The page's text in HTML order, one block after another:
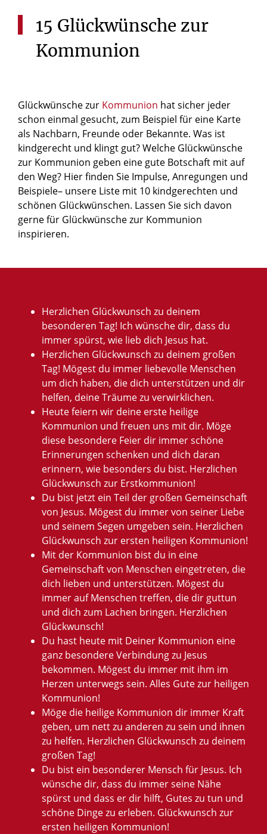
15 Glückwünsche zur
Kommunion
Glückwünsche zur Kommunion hat sicher jeder
schon einmal gesucht, zum Beispiel für eine Karte
als Nachbarn, Freunde oder Bekannte. Was ist
kindgerecht und klingt gut? Welche Glückwünsche
zur Kommunion geben eine gute Botschaft mit auf
den Weg? Hier finden Sie Impulse, Anregungen und
Beispiele– unsere Liste mit 10 kindgerechten und
schönen Glückwünschen. Lassen Sie sich davon
gerne für Glückwünsche zur Kommunion
inspirieren.
Herzlichen Glückwunsch zu deinem
besonderen Tag! Ich wünsche dir, dass du
immer spürst, wie lieb dich Jesus hat.
Herzlichen Glückwunsch zu deinem großen
Tag! Mögest du immer liebevolle Menschen
um dich haben, die dich unterstützen und dir
helfen, deine Träume zu verwirklichen.
Heute feiern wir deine erste heilige
Kommunion und freuen uns mit dir. Möge
diese besondere Feier dir immer schöne
Erinnerungen schenken und dich daran
erinnern, wie besonders du bist. Herzlichen
Glückwunsch zur Erstkommunion!
Du bist jetzt ein Teil der großen Gemeinschaft
von Jesus. Mögest du immer von seiner Liebe
und seinem Segen umgeben sein. Herzlichen
Glückwunsch zur ersten heiligen Kommunion!
Mit der Kommunion bist du in eine
Gemeinschaft von Menschen eingetreten, die
dich lieben und unterstützen. Mögest du
immer auf Menschen treffen, die dir guttun
und dich zum Lachen bringen. Herzlichen
Glückwunsch!
Du hast heute mit Deiner Kommunion eine
ganz besondere Verbindung zu Jesus
bekommen. Mögest du immer mit ihm im
Herzen unterwegs sein. Alles Gute zur heiligen
Kommunion!
Möge die heilige Kommunion dir immer Kraft
geben, um nett zu anderen zu sein und ihnen
zu helfen. Herzlichen Glückwunsch zu deinem
großen Tag!
Du bist ein besonderer Mensch für Jesus. Ich
wünsche dir, dass du immer seine Nähe
spürst und dass er dir hilft, Gutes zu tun und
schöne Dinge zu erleben. Glückwunsch zur
ersten heiligen Kommunion!